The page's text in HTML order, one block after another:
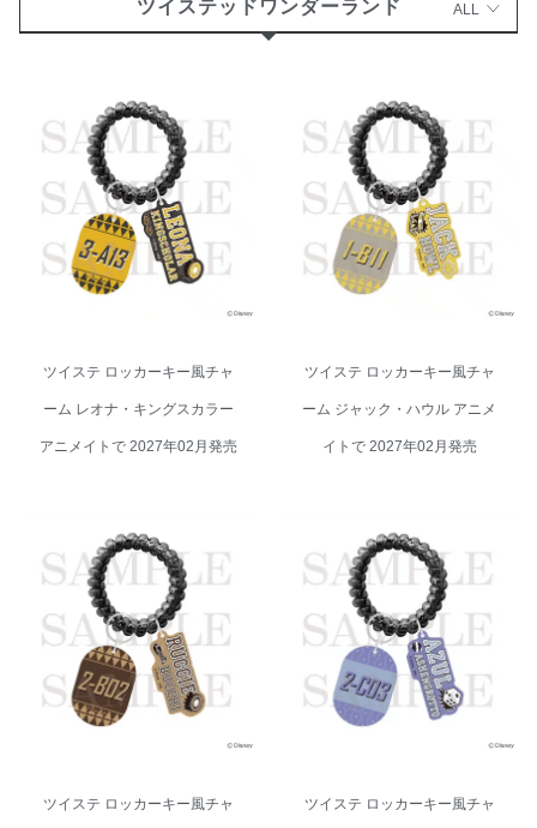
ツイステッドワンダーランド ALL
ツイステ ロッカーキー風チャー
ム レオナ・キングスカラー アニ
メイトで 2027年02月発売
ツイステ ロッカーキー風チャ
ーム レオナ・キングスカラー
アニメイトで 2027年02月発売
ツイステ ロッカーキー風チャー
ム ジャック・ハウル アニメイト
で 2027年02月発売
ツイステ ロッカーキー風チャ
ーム ジャック・ハウル アニメ
イトで 2027年02月発売
ツイステ ロッカーキー風チャー
ム ラギー・ブッチ アニメイトで
2027年02月発売
ツイステ ロッカーキー風チャ
ツイステ ロッカーキー風チャー
ム アズール・アーシェングロッ
ト アニメイトで 2027年02月発
売
ツイステ ロッカーキー風チャ